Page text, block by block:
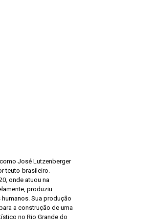
José Lutzenberger
teuto-brasileiro.
onde atuou na
produziu
Sua produção
a construção de uma
no Rio Grande do